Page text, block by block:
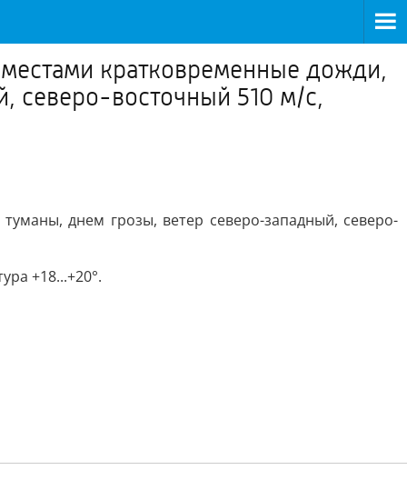
кратковременные дожди,
северо-восточный 510 м/с,
днем грозы, ветер северо-западный, северо-
+18...+20°.